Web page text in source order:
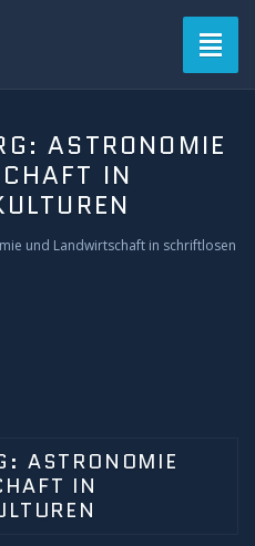
ASTRONOMIE
IN
und Landwirtschaft in schriftlosen
ASTRONOMIE
IN